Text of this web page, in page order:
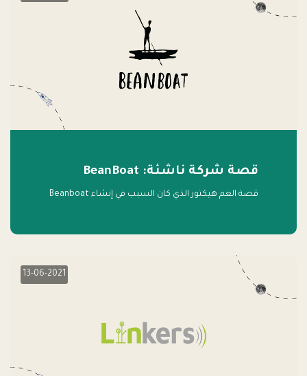
قصة شركة ناشئة: BeanBoat
قصة العم هيكتور الذي كان السبب في إنشاء Beanboat
13-06-2021